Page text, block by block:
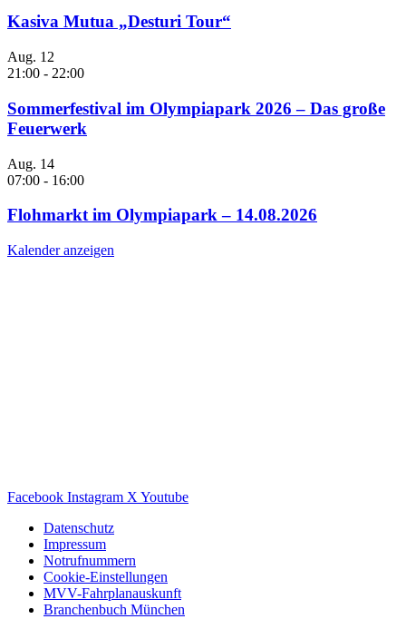
Kasiva Mutua „Desturi Tour“
Aug. 12
21:00 - 22:00
Sommerfestival im Olympiapark 2026 – Das große
Feuerwerk
Aug. 14
07:00 - 16:00
Flohmarkt im Olympiapark – 14.08.2026
Kalender anzeigen
Facebook Instagram X Youtube
Datenschutz
Impressum
Notrufnummern
Cookie-Einstellungen
MVV-Fahrplanauskunft
Branchenbuch München